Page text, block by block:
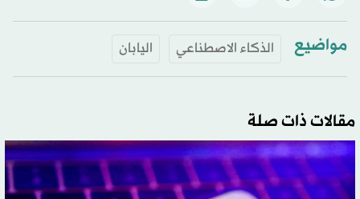
مواضيع الذكاء الاصطناعي اليابان
مقالات ذات صلة